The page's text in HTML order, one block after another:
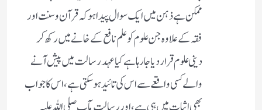
ممکن ہے ذہن میں ایک سوال پیدا ہو کہ قرآن و سنت اور
فقہ کے علاوہ جن علوم کو علم نافع کے خانے میں رکھ کر
دینی علوم قرار دیا جارہا ہے کیا عہد رسالت میں پیش آنے
والے کسی واقعے سے اس کی تائید ہوسکتی ہے، اس کا جواب